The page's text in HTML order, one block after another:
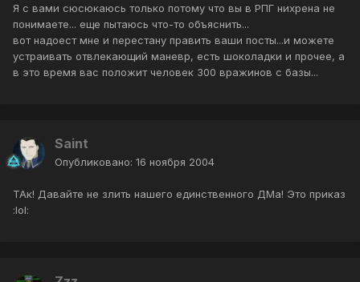
Я с вами сюсюкаюсь только потому что вы в РПГ нихрена не
понимаете... еще пытаюсь что-то объяснить...
вот надоест мне и перестану править ваши посты...и можете
устраивать отвлекающий маневр, есть шоколадки и прочее, а
в это время вас положит человек 300 вражинов с базы...
Saint
Опубликовано: 16 ноября 2004
ТАк! Давайте не злить нашего единственного ДМа! Это приказ
:lol: